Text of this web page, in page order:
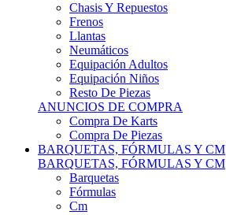
Llantas
Neumáticos
Equipación Adultos
Equipación Niños
Resto De Piezas
ANUNCIOS DE COMPRA
Compra De Karts
Compra De Piezas
BARQUETAS, FÓRMULAS Y CM
BARQUETAS, FÓRMULAS Y CM
Barquetas
Fórmulas
Cm
Prototipos